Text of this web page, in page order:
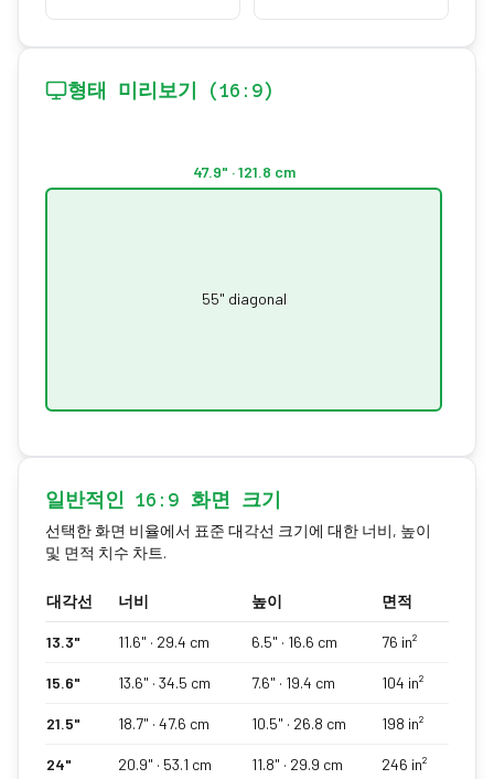
형태 미리보기 (16:9)
47.9" ·121.8 cm
55" diagonal
일반적인 16:9 화면 크기
선택한 화면 비율에서 표준 대각선 크기에 대한 너비, 높이
및 면적 치수 차트.
대각선 너비 높이 면적
13.3" 11.6" · 29.4 cm 6.5" · 16.6 cm 76 in²
15.6" 13.6" · 34.5 cm 7.6" · 19.4 cm 104 in²
21.5" 18.7" · 47.6 cm 10.5" · 26.8 cm 198 in²
24" 20.9" · 53.1 cm 11.8" · 29.9 cm 246 in²